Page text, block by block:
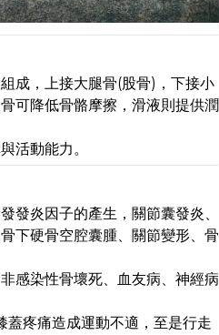
成，上接大腿骨(股骨)，下接小
可降低骨骼摩擦，滑液則提供潤
活動能力。
發炎因子的產生，關節囊發炎、
下硬骨空腔囊腫、關節變形、骨
感染性骨壞死、血友病、神經病
疼痛造成運動不適，至是行走